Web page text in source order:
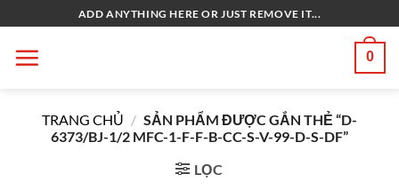
qua
nội
ADD ANYTHING HERE OR JUST REMOVE IT...
0
TRANG CHỦ / SẢN PHẨM ĐƯỢC GẮN THẺ “D-
6373/BJ-1/2 MFC-1-F-F-B-CC-S-V-99-D-S-DF”
LỌC